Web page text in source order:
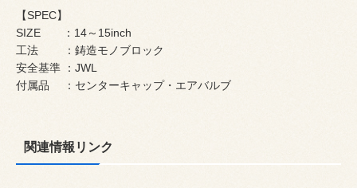
【SPEC】
SIZE ：14～15inch
工法 ：鋳造モノブロック
安全基準 ：JWL
付属品 ：センターキャップ・エアバルブ
関連情報リンク